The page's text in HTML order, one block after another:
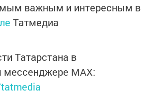
важным и интересным в
Татмедиа
Татарстана в
мессенджере MАХ: